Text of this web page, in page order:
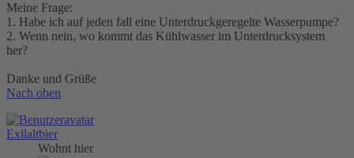
Meine Frage:
1. Habe ich auf jeden fall eine Unterdruckgeregelte Wasserpumpe?
2. Wenn nein, wo kommt das Kühlwasser im Unterdrucksystem
her?
Danke und Grüße
Nach oben
Exilaltbier
Wohnt hier